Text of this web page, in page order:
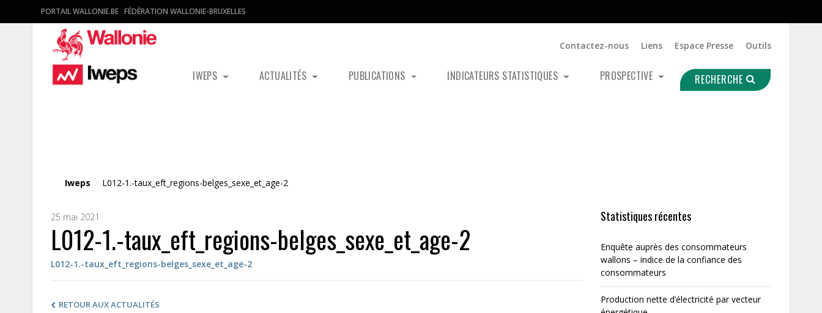
PORTAIL WALLONIE.BE FÉDÉRATION WALLONIE-BRUXELLES
Contactez-nous Liens Espace Presse Outils
IWEPS ACTUALITÉS PUBLICATIONS INDICATEURS STATISTIQUES PROSPECTIVE RECHERCHE
Iweps / L012-1.-taux_eft_regions-belges_sexe_et_age-2
25 mai 2021
L012-1.-taux_eft_regions-belges_sexe_et_age-2
L012-1.-taux_eft_regions-belges_sexe_et_age-2
RETOUR AUX ACTUALITÉS
Statistiques récentes
Enquête auprès des consommateurs
wallons – indice de la confiance des
consommateurs
Production nette d’électricité par vecteur